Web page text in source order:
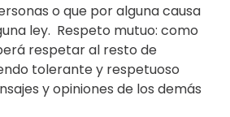
o que por alguna causa
ley. Respeto mutuo: como
respetar al resto de
tolerante y respetuoso
y opiniones de los demás